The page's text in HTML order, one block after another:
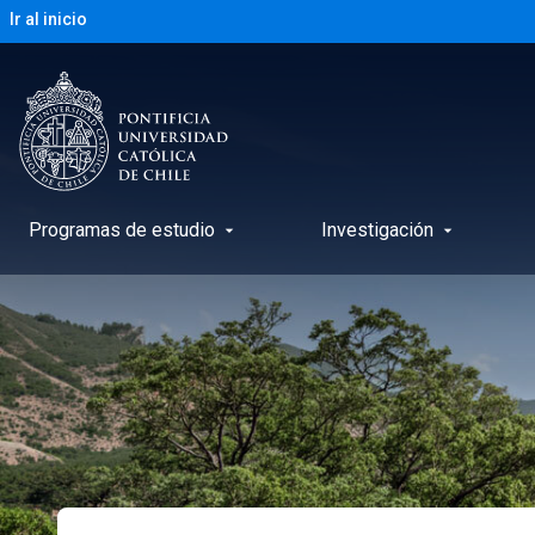
Ir al inicio
Programas de estudio arrow_drop_down Investigación arrow_drop_down